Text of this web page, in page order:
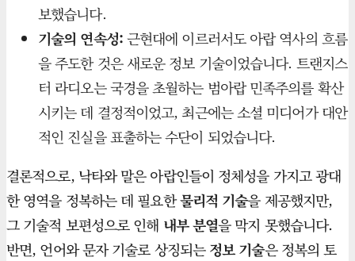
보했습니다.
기술의 연속성:근현대에 이르러서도 아랍 역사의 흐름
을 주도한 것은 새로운 정보 기술이었습니다. 트랜지스
터 라디오는 국경을 초월하는 범아랍 민족주의를 확산
시키는 데 결정적이었고, 최근에는 소셜 미디어가 대안
적인 진실을 표출하는 수단이 되었습니다.
결론적으로, 낙타와 말은 아랍인들이 정체성을 가지고 광대
한 영역을 정복하는 데 필요한물리적 기술을 제공했지만,
그 기술적 보편성으로 인해 내부 분열을 막지 못했습니다.
반면, 언어와 문자 기술로 상징되는정보 기술은 정복의 토